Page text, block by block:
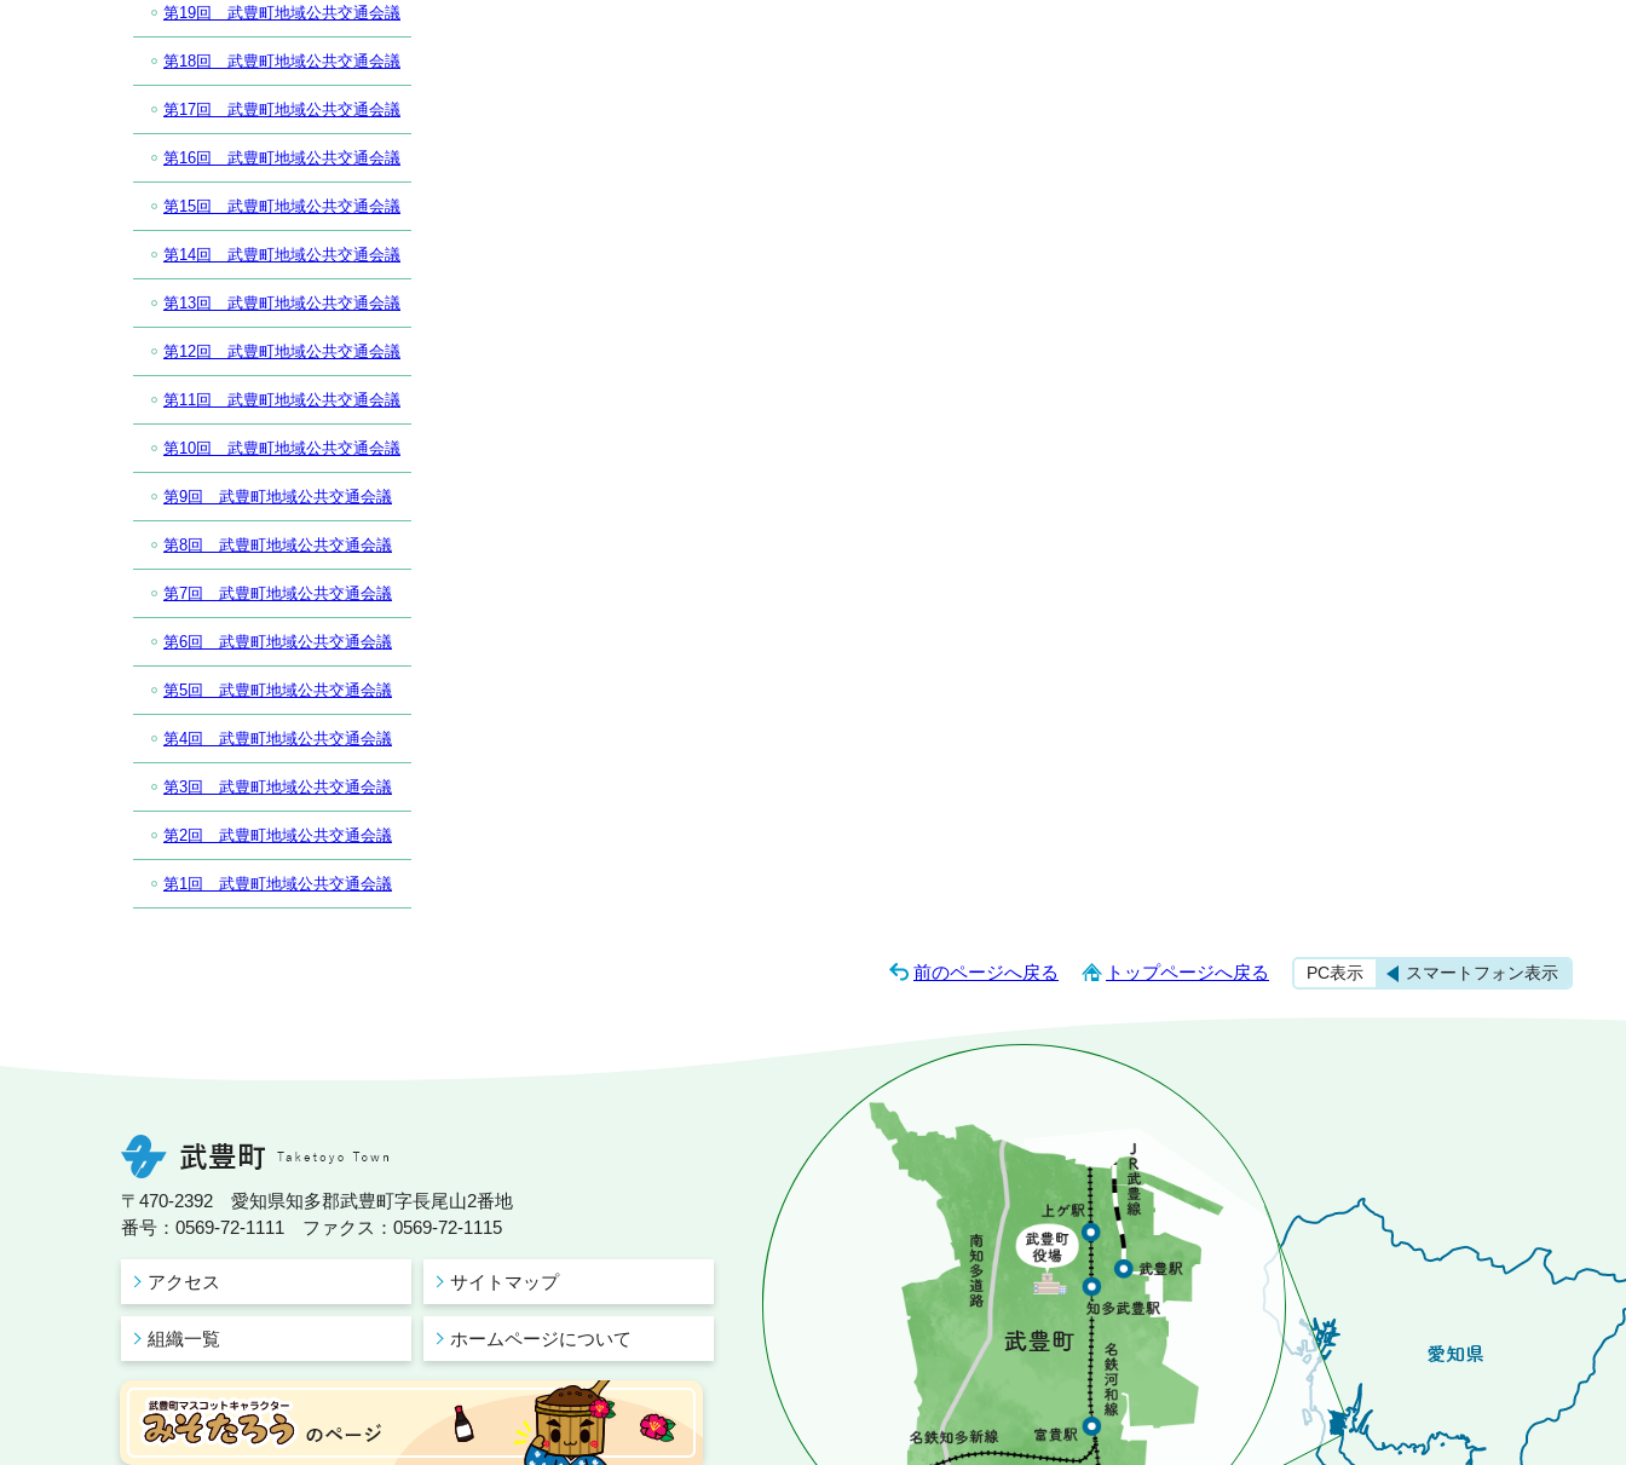
第19回 武豊町地域公共交通会議
第18回 武豊町地域公共交通会議
第17回 武豊町地域公共交通会議
第16回 武豊町地域公共交通会議
第15回 武豊町地域公共交通会議
第14回 武豊町地域公共交通会議
第13回 武豊町地域公共交通会議
第12回 武豊町地域公共交通会議
第11回 武豊町地域公共交通会議
第10回 武豊町地域公共交通会議
第9回 武豊町地域公共交通会議
第8回 武豊町地域公共交通会議
第7回 武豊町地域公共交通会議
第6回 武豊町地域公共交通会議
第5回 武豊町地域公共交通会議
第4回 武豊町地域公共交通会議
第3回 武豊町地域公共交通会議
第2回 武豊町地域公共交通会議
第1回 武豊町地域公共交通会議
前のページへ戻る トップページへ戻る PC表示 スマートフォン表示
〒470-2392 愛知県知多郡武豊町字長尾山2番地
番号：0569-72-1111 ファクス：0569-72-1115
アクセス サイトマップ
組織一覧 ホームページについて